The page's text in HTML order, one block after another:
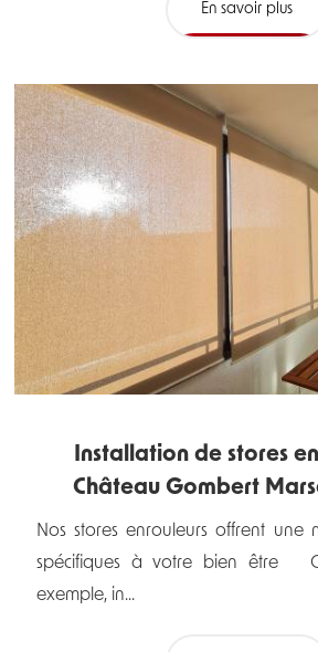
En savoir plus
Installation de stores
Château Gombert
Nos stores enrouleurs offrent une
spécifiques à votre bien être
exemple, in...